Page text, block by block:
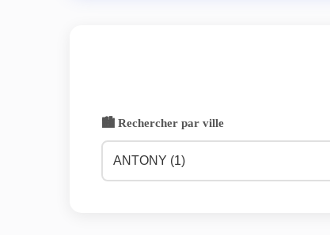
🏙️ Rechercher par ville